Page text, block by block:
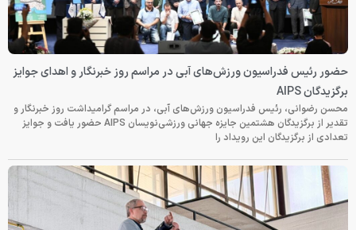
حضور رئیس فدراسیون ورزش‌های آبی در مراسم روز خبرنگار و اهدای جوایز
برگزیدگان AIPS
محسن رضوانی، رئیس فدراسیون ورزش‌های آبی، در مراسم گرامیداشت روز خبرنگار و
تقدیر از برگزیدگان هشتمین جایزه جهانی ورزشی‌نویسان AIPS حضور یافت و جوایز
تعدادی از برگزیدگان این رویداد را